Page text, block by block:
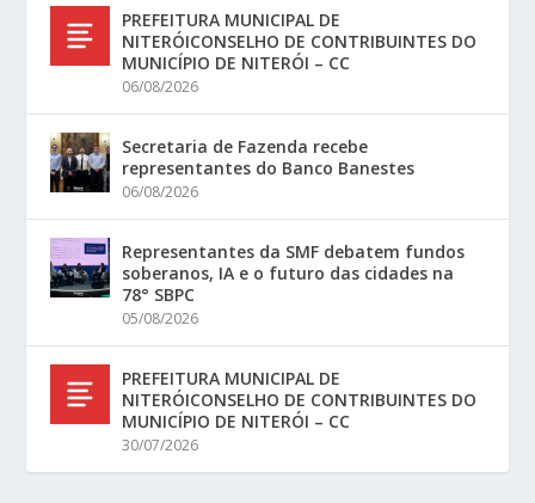
PREFEITURA MUNICIPAL DE
NITERÓICONSELHO DE CONTRIBUINTES DO
MUNICÍPIO DE NITERÓI – CC
06/08/2026
Secretaria de Fazenda recebe
representantes do Banco Banestes
06/08/2026
Representantes da SMF debatem fundos
soberanos, IA e o futuro das cidades na
78° SBPC
05/08/2026
PREFEITURA MUNICIPAL DE
NITERÓICONSELHO DE CONTRIBUINTES DO
MUNICÍPIO DE NITERÓI – CC
30/07/2026